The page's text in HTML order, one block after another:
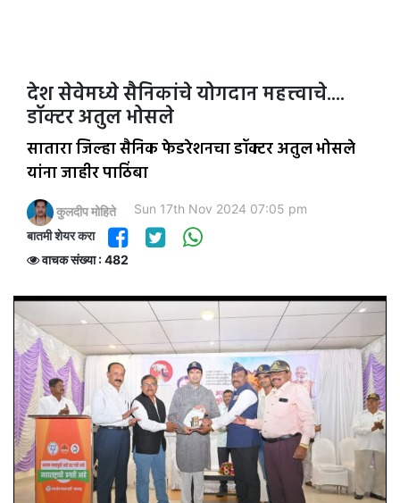
देश सेवेमध्ये सैनिकांचे योगदान महत्त्वाचे....
डॉक्टर अतुल भोसले
सातारा जिल्हा सैनिक फेडरेशनचा डॉक्टर अतुल भोसले
यांना जाहीर पाठिंबा
कुलदीप मोहिते
Sun 17th Nov 2024 07:05 pm
बातमी शेयर करा
वाचक संख्या : 482